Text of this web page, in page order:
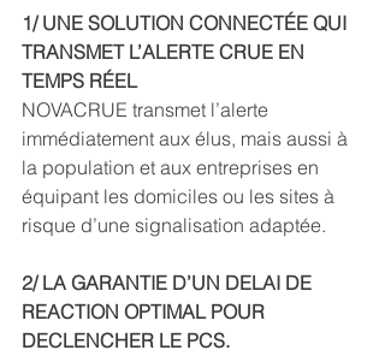
1/ UNE SOLUTION CONNECTÉE QUI
TRANSMET L’ALERTE CRUE EN
TEMPS RÉEL
NOVACRUE transmet l’alerte
immédiatement aux élus, mais aussi à
la population et aux entreprises en
équipant les domiciles ou les sites à
risque d’une signalisation adaptée.
2/ LA GARANTIE D’UN DELAI DE
REACTION OPTIMAL POUR
DECLENCHER LE PCS.